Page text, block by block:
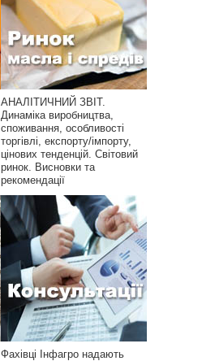
АНАЛІТИЧНИЙ ЗВІТ.
Динаміка виробництва,
споживання, особливості
торгівлі, експорту/імпорту,
цінових тенденцій. Світовий
ринок. Висновки та
рекомендації
Фахівці Інфагро надають